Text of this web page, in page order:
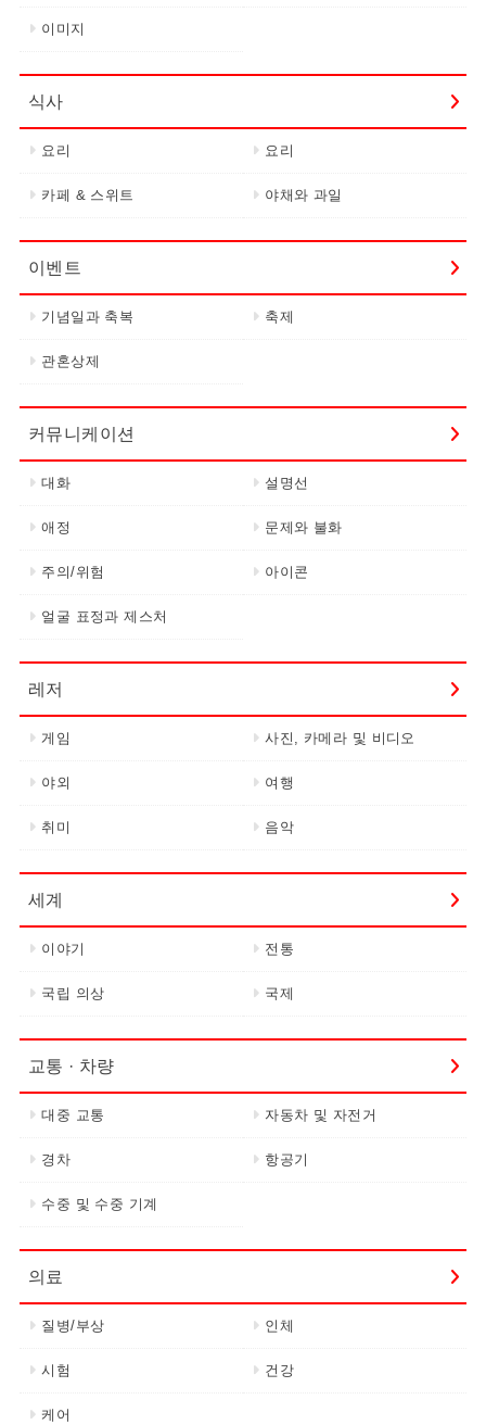
이미지
식사
요리 요리
카페 & 스위트 야채와 과일
이벤트
기념일과 축복 축제
관혼상제
커뮤니케이션
대화 설명선
애정 문제와 불화
주의/위험 아이콘
얼굴 표정과 제스처
레저
게임 사진, 카메라 및 비디오
야외 여행
취미 음악
세계
이야기 전통
국립 의상 국제
교통 · 차량
대중 교통 자동차 및 자전거
경차 항공기
수중 및 수중 기계
의료
질병/부상 인체
시험 건강
케어